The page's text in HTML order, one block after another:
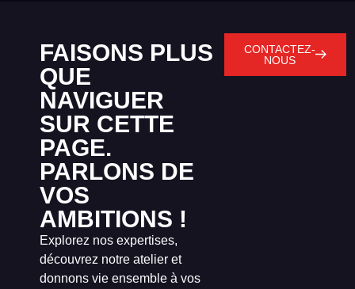
FAISONS PLUS
QUE
NAVIGUER
SUR CETTE
PAGE.
PARLONS DE
VOS
AMBITIONS !
Explorez nos expertises,
découvrez notre atelier et
donnons vie ensemble à vos
CONTACTEZ-
NOUS